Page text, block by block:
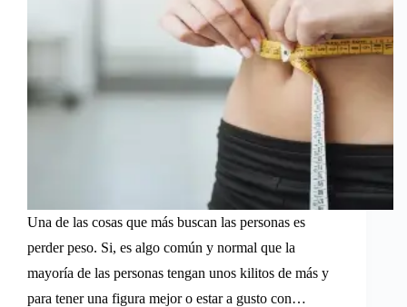
Una de las cosas que más buscan las personas es
perder peso. Si, es algo común y normal que la
mayoría de las personas tengan unos kilitos de más y
para tener una figura mejor o estar a gusto con…